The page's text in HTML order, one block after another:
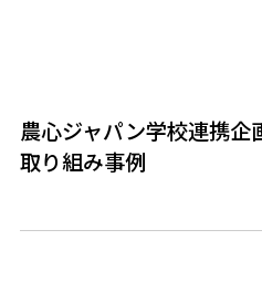
農心ジャパン学校連携
取り組み事例